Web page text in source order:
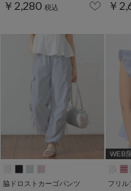
￥2,280 税込 ￥
脇ドロストカーゴパンツ
WEB
フリル